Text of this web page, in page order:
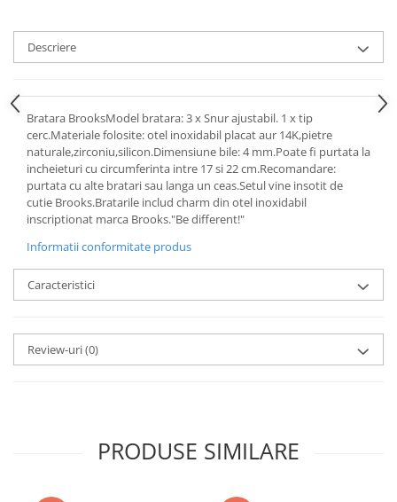
Descriere
Bratara BrooksModel bratara: 3 x Snur ajustabil. 1 x tip
cerc.Materiale folosite: otel inoxidabil placat aur 14K,pietre
naturale,zirconiu,silicon.Dimensiune bile: 4 mm.Poate fi purtata la
incheieturi cu circumferinta intre 17 si 22 cm.Recomandare:
purtata cu alte bratari sau langa un ceas.Setul vine insotit de
cutie Brooks.Bratarile includ charm din otel inoxidabil
inscriptionat marca Brooks."Be different!"
Informatii conformitate produs
Caracteristici
Review-uri(0)
PRODUSE SIMILARE